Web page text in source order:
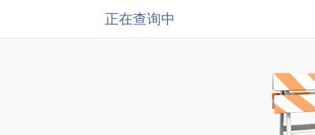
正在查询中